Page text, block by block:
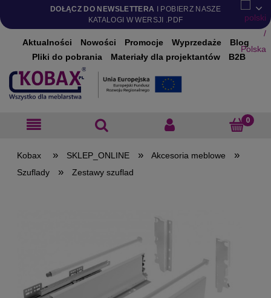
DOŁĄCZ DO NEWSLETTERA I POBIERZ NASZE
KATALOGI W WERSJI .PDF
Aktualności Nowości Promocje Wyprzedaże
Blog
Pliki do pobrania
Materiały dla projektantów B2B
» SKLEP_ONLINE » Akcesoria meblowe »
Szuflady » Zestawy szuflad